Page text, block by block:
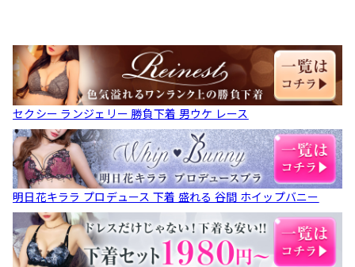
セクシー ランジェリー 勝負下着 男ウケ レース
明日花キララ プロデュース 下着 盛れる 谷間 ホイップバニー